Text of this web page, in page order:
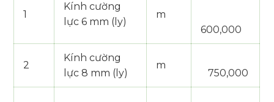
1
Kính cường
lực 6 mm (ly)
m
600,000
2
Kính cường
lực 8 mm (ly)
m
750,000